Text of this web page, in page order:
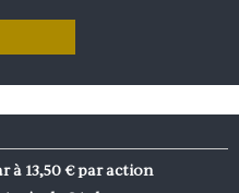
à 13,50 € par action